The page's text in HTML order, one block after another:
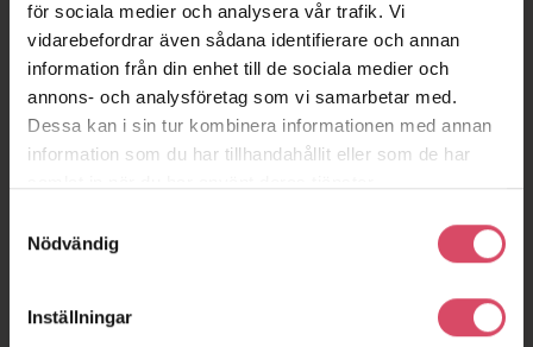
för sociala medier och analysera vår trafik. Vi
vidarebefordrar även sådana identifierare och annan
information från din enhet till de sociala medier och
annons- och analysföretag som vi samarbetar med.
Dessa kan i sin tur kombinera informationen med annan
information som du har tillhandahållit eller som de har
Nödvändig
Inställningar